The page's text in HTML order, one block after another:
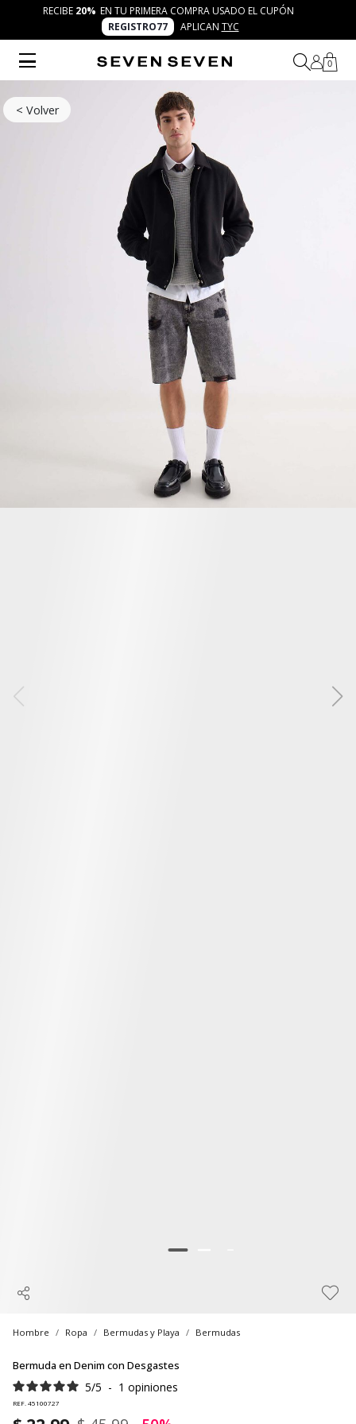
RECIBE 20% EN TU PRIMERA COMPRA USADO EL CUPÓN
REGISTRO77
APLICAN TYC
0
< Volver
Hombre Ropa Bermudas y Playa Bermudas
Bermuda en Denim con Desgastes
5/5 - 1 opiniones
REF. 45100727